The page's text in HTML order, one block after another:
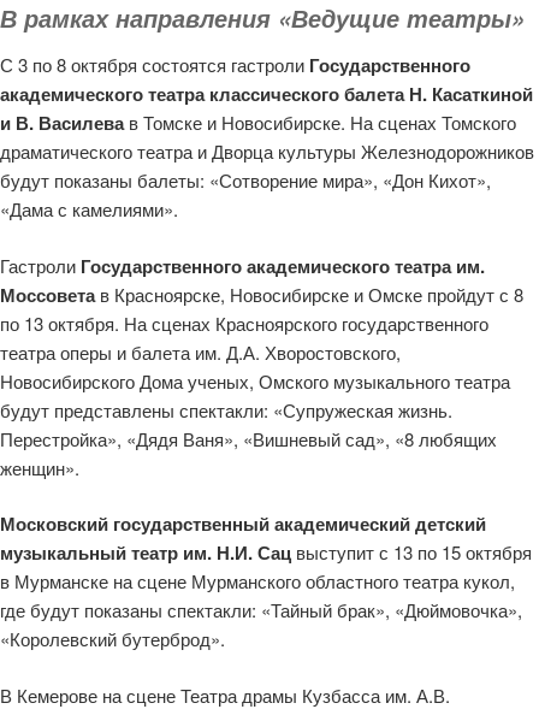
В рамках направления «Ведущие театры»
С 3 по 8 октября состоятся гастроли Государственного
академического театра классического балета Н. Касаткиной
и В. Василевав Томске и Новосибирске. На сценах Томского
драматического театра и Дворца культуры Железнодорожников
будут показаны балеты: «Сотворение мира», «Дон Кихот»,
«Дама с камелиями».
Гастроли Государственного академического театра им.
Моссоветав Красноярске, Новосибирске и Омске пройдут с 8
по 13 октября. На сценах Красноярского государственного
театра оперы и балета им. Д.А. Хворостовского,
Новосибирского Дома ученых, Омского музыкального театра
будут представлены спектакли: «Супружеская жизнь.
Перестройка», «Дядя Ваня», «Вишневый сад», «8 любящих
женщин».
Московский государственный академический детский
музыкальный театр им. Н.И. Сац выступит с 13 по 15 октября
в Мурманске на сцене Мурманского областного театра кукол,
где будут показаны спектакли: «Тайный брак», «Дюймовочка»,
«Королевский бутерброд».
В Кемерове на сцене Театра драмы Кузбасса им. А.В.